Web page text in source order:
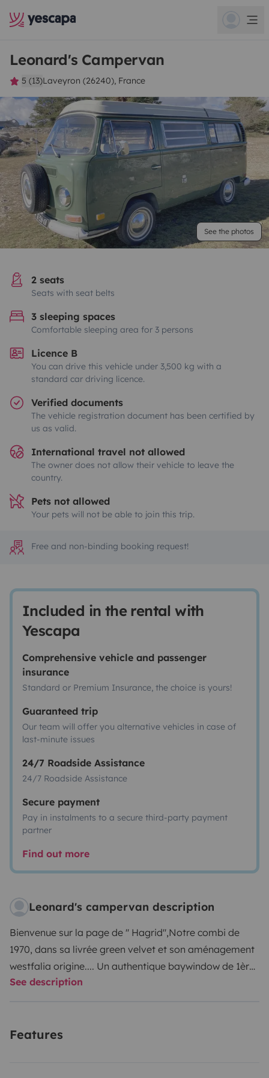
Leonard's Campervan
5 (13)Laveyron (26240), France
See the photos
2 seats
Seats with seat belts
3 sleeping spaces
Comfortable sleeping area for 3 persons
Licence B
You can drive this vehicle under 3,500 kg with a
standard car driving licence.
Verified documents
The vehicle registration document has been certified by
us as valid.
International travel not allowed
The owner does not allow their vehicle to leave the
country.
Pets not allowed
Your pets will not be able to join this trip.
Free and non-binding booking request!
Included in the rental with
Yescapa
Comprehensive vehicle and passenger
insurance
Standard or Premium Insurance, the choice is yours!
Guaranteed trip
Our team will offer you alternative vehicles in case of
last-minute issues
24/7 Roadside Assistance
24/7 Roadside Assistance
Secure payment
Pay in instalments to a secure third-party payment
partner
Find out more
Leonard's campervan description
Bienvenue sur la page de '' Hagrid'',Notre combi de
1970, dans sa livrée green velvet et son aménagement
westfalia origine.... Un authentique baywindow de 1ère
série, vous invite à parcourir la région à son bord, avec
fb Cruis'inn Combi sur laquelle nous vous partageons
See description
Features